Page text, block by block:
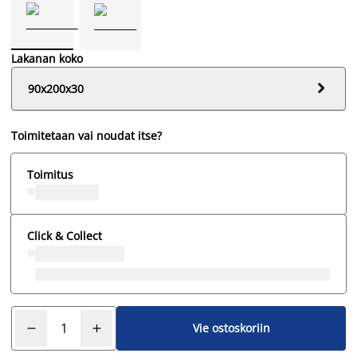
Lakanan koko
90x200x30

Toimitetaan vai noudat itse?
Toimitus
Click & Collect
Vie ostoskoriin